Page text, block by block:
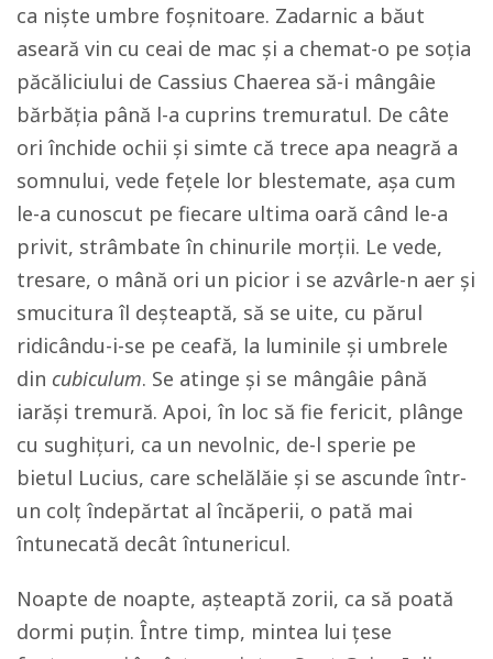
ca niște umbre foșnitoare. Zadarnic a băut
aseară vin cu ceai de mac și a chemat-o pe soția
păcăliciului de Cassius Chaerea să-i mângâie
bărbăția până l-a cuprins tremuratul. De câte
ori închide ochii și simte că trece apa neagră a
somnului, vede fețele lor blestemate, așa cum
le-a cunoscut pe fiecare ultima oară când le-a
privit, strâmbate în chinurile morții. Le vede,
tresare, o mână ori un picior i se azvârle-n aer și
smucitura îl deșteaptă, să se uite, cu părul
ridicându-i-se pe ceafă, la luminile și umbrele
din cubiculum. Se atinge și se mângâie până
iarăși tremură. Apoi, în loc să fie fericit, plânge
cu sughițuri, ca un nevolnic, de-l sperie pe
bietul Lucius, care schelălăie și se ascunde într-
un colț îndepărtat al încăperii, o pată mai
întunecată decât întunericul.
Noapte de noapte, așteaptă zorii, ca să poată
dormi puțin. Între timp, mintea lui țese